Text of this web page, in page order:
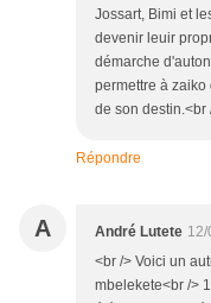
Jossart, Bimi et
devenir leuir
démarche
permettre à zaiko
de son destin.<br
Répondre
A André Lutete
<br /> Voici un
mbelekete<br />